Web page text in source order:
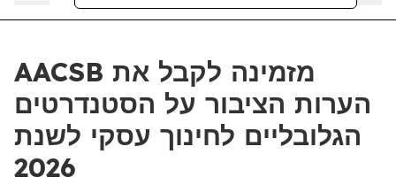
AACSB מזמינה לקבל את
הערות הציבור על הסטנדרטים
הגלובליים לחינוך עסקי לשנת
2026